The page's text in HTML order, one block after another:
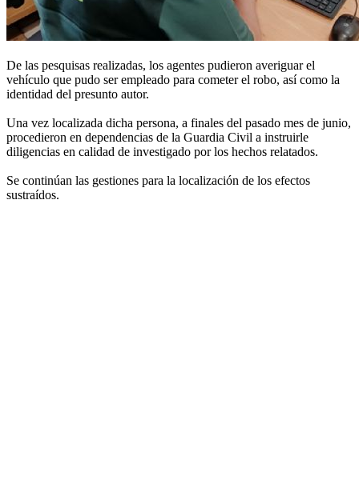
De las pesquisas realizadas, los agentes pudieron averiguar el
vehículo que pudo ser empleado para cometer el robo, así como la
identidad del presunto autor.
Una vez localizada dicha persona, a finales del pasado mes de junio,
procedieron en dependencias de la Guardia Civil a instruirle
diligencias en calidad de investigado por los hechos relatados.
Se continúan las gestiones para la localización de los efectos
sustraídos.